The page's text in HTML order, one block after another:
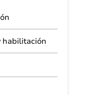
habilitación